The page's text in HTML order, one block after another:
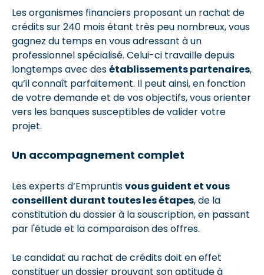
Les organismes financiers proposant un rachat de
crédits sur 240 mois étant très peu nombreux, vous
gagnez du temps en vous adressant à un
professionnel spécialisé. Celui-ci travaille depuis
longtemps avec desétablissements partenaires,
qu’il connaît parfaitement. Il peut ainsi, en fonction
de votre demande et de vos objectifs, vous orienter
vers les banques susceptibles de valider votre
projet.
Un accompagnement complet
Les experts d’Empruntisvous guident et vous
conseillent durant toutes les étapes, de la
constitution du dossier à la souscription, en passant
par l'étude et la comparaison des offres.
Le candidat au rachat de crédits doit en effet
constituer un dossier prouvant son aptitude à